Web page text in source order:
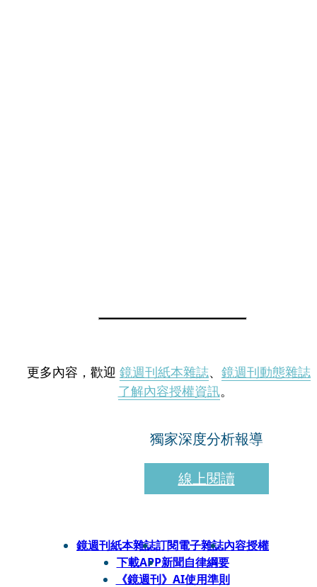
更多內容，歡迎 鏡週刊紙本雜誌、 鏡週刊動態雜誌
了解內容授權資訊。
獨家深度分析報導
線上閱讀
鏡週刊紙本雜誌訂閱電子雜誌內容授權
下載APP新聞自律綱要
《鏡週刊》AI使用準則